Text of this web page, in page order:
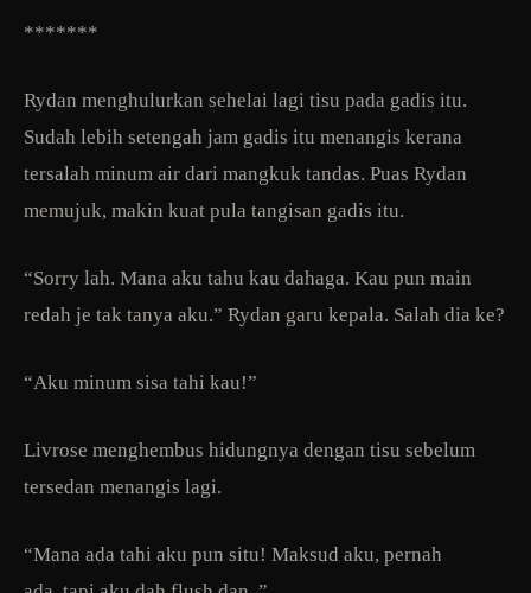
*******
Rydan menghulurkan sehelai lagi tisu pada gadis itu.
Sudah lebih setengah jam gadis itu menangis kerana
tersalah minum air dari mangkuk tandas. Puas Rydan
memujuk, makin kuat pula tangisan gadis itu.
“Sorry lah. Mana aku tahu kau dahaga. Kau pun main
redah je tak tanya aku.” Rydan garu kepala. Salah dia ke?
“Aku minum sisa tahi kau!”
Livrose menghembus hidungnya dengan tisu sebelum
tersedan menangis lagi.
“Mana ada tahi aku pun situ! Maksud aku, pernah